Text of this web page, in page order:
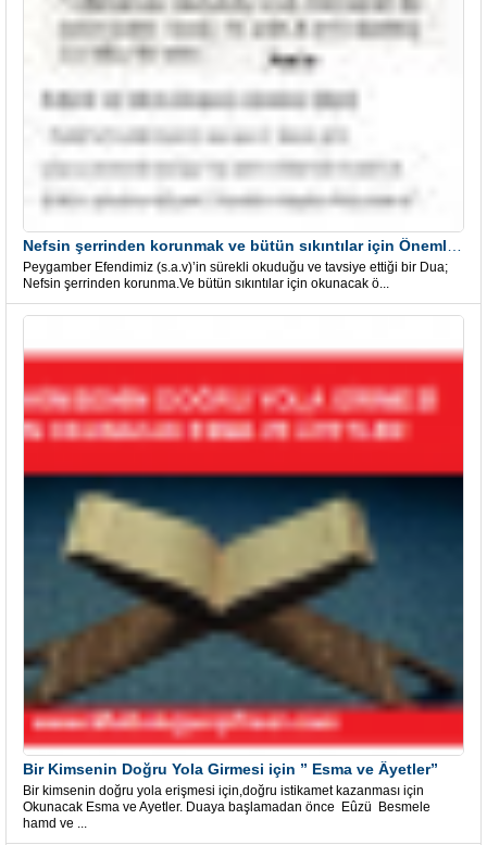
Peygamber Efendimiz (s.a.v)’in sürekli okuduğu ve tavsiye ettiği bir Dua;
Nefsin şerrinden korunma.Ve bütün sıkıntılar için okunacak ö...
Bir Kimsenin Doğru Yola Girmesi için ” Esma ve Âyetler”
Bir kimsenin doğru yola erişmesi için,doğru istikamet kazanması için
Okunacak Esma ve Ayetler. Duaya başlamadan önce Eûzü Besmele
hamd ve ...